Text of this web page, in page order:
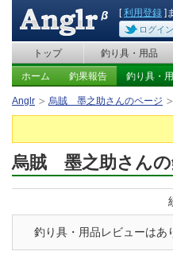
[利用登録 ]
ログイン
トップ 釣り具・用品
ホーム 釣果報告 釣り具・
Anglr 烏賊 墨之助さんのページ
烏賊 墨之助さんの
釣り具・用品レビューはあ